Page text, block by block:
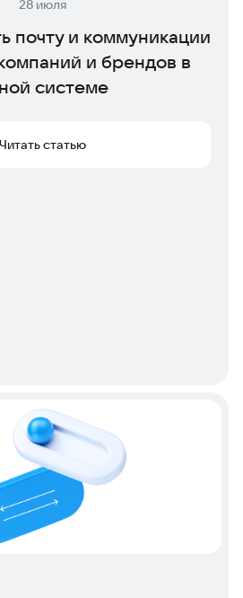
28 июля
почту и коммуникации
и брендов в
системе
Читать статью